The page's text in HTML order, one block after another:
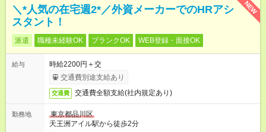
NEW
＼*人気の在宅週2*／外資メーカーでのHRアシ
スタント！
派遣 職種未経験OK ブランクOK WEB登録・面接OK
給与
時給2200円＋交
交通費別途支給あり
交通費 交通費全額支給(社内規定あり)
勤務地
東京都品川区
天王洲アイル駅から徒歩2分